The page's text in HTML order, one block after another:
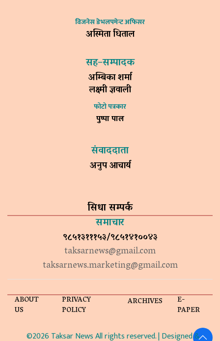
विजनेस डेभलपमेन्ट अफिसर
अस्मिता धिताल
सह–सम्पादक
अम्बिका शर्मा
लक्ष्मी ज्ञवाली
फोटो पत्रकार
पुष्पा पाल
संवाददाता
अनुप आचार्य
सिधा सम्पर्क
समाचार
९८५१३१११५३/९८५१४१००४३
taksarnews@gmail.com
taksarnews.marketing@gmail.com
ABOUT
US
PRIVACY
POLICY
ARCHIVES E-
PAPER
©2026 Taksar News All rights reserved. | Designed &